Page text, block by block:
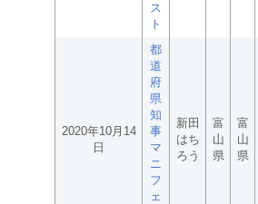
ス
ト
2020年10月14
日
都
道
府
県
知
事
マ
ニ
フ
ェ
新田
はち
ろう
富
山
県
富
山
県